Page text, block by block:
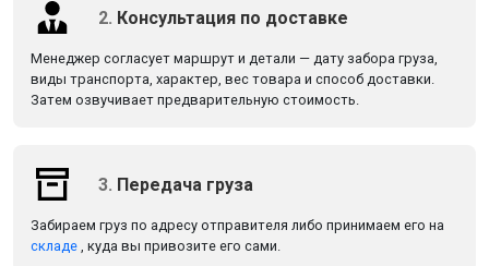
2. Консультация по доставке
Менеджер согласует маршрут и детали — дату забора груза,
виды транспорта, характер, вес товара и способ доставки.
Затем озвучивает предварительную стоимость.
3. Передача груза
Забираем груз по адресу отправителя либо принимаем его на
складе , куда вы привозите его сами.